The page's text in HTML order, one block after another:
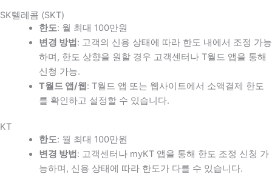
SK텔레콤 (SKT)
한도: 월 최대 100만원
변경 방법 : 고객의 신용 상태에 따라 한도 내에서 조정 가능
하며, 한도 상향을 원할 경우 고객센터나 T월드 앱을 통해
신청 가능.
T월드 앱/웹 : T월드 앱 또는 웹사이트에서 소액결제 한도
를 확인하고 설정할 수 있습니다.
KT
한도: 월 최대 100만원
변경 방법 : 고객센터나 myKT 앱을 통해 한도 조정 신청 가
능하며, 신용 상태에 따라 한도가 다를 수 있습니다.